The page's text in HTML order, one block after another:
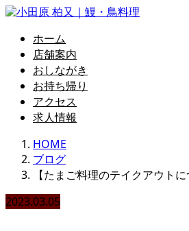
ホーム
店舗案内
おしながき
お持ち帰り
アクセス
求人情報
HOME
ブログ
【たまご料理のテイクアウトに
2023.03.05